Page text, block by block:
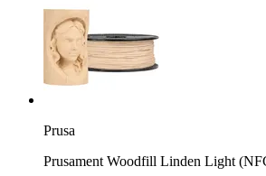
Prusa
Prusament Woodfill Linden Light